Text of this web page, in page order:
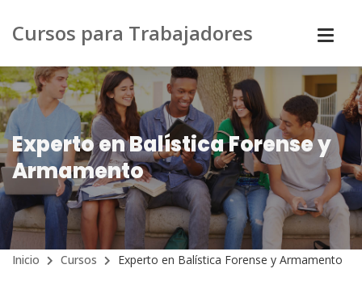
Cursos para Trabajadores
Experto en Balística Forense y
Armamento
Inicio Cursos Experto en Balística Forense y Armamento